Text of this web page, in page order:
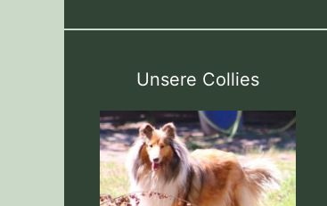
Unsere Collies